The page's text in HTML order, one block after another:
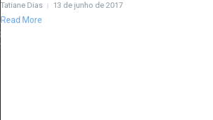
Tatiane Dias 13 de junho de 2017
Read More